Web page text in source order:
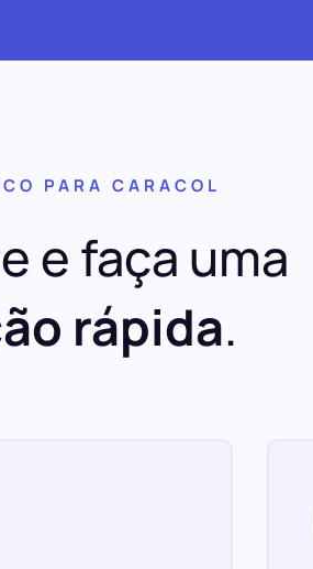
PARA CARACOL
e faça uma
rápida.